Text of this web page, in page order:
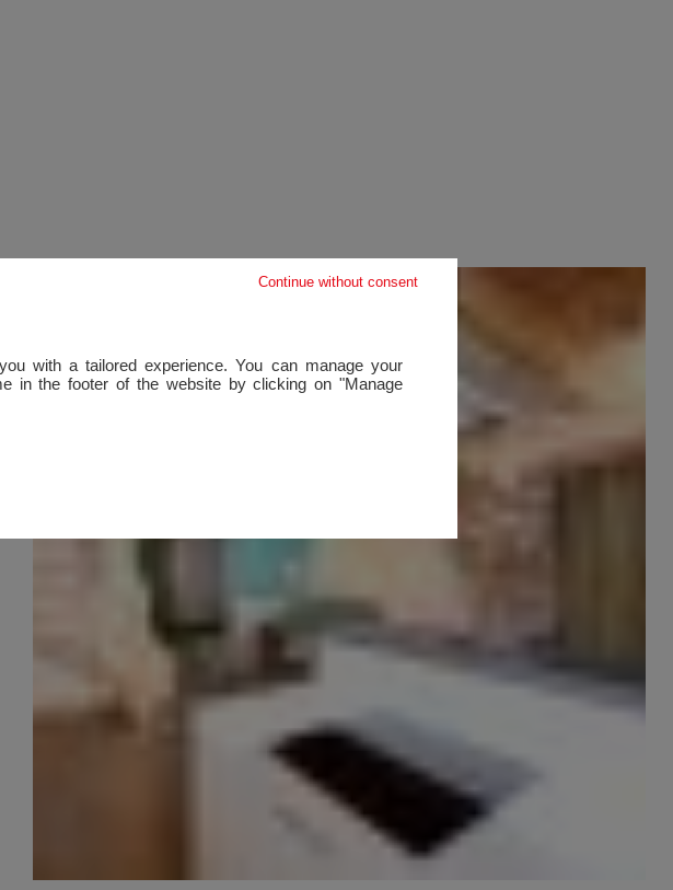
Continue without consent
with a tailored experience. You can manage your
in the footer of the website by clicking on "Manage